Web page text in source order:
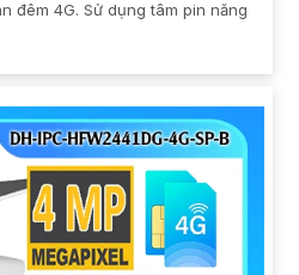
đêm 4G. Sử dụng tâm pin năng